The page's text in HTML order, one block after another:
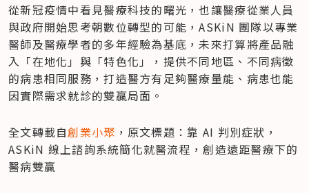
從新冠疫情中看見醫療科技的曙光，也讓醫療從業人員
與政府開始思考朝數位轉型的可能，ASKiN 團隊以專業
醫師及醫療學者的多年經驗為基底，未來打算將產品融
入「在地化」與「特色化」，提供不同地區、不同病徵
的病患相同服務，打造醫方有足夠醫療量能、病患也能
因實際需求就診的雙贏局面。
全文轉載自創業小聚 ，原文標題：靠 AI 判別症狀，
ASKiN 線上諮詢系統簡化就醫流程，創造遠距醫療下的
醫病雙贏